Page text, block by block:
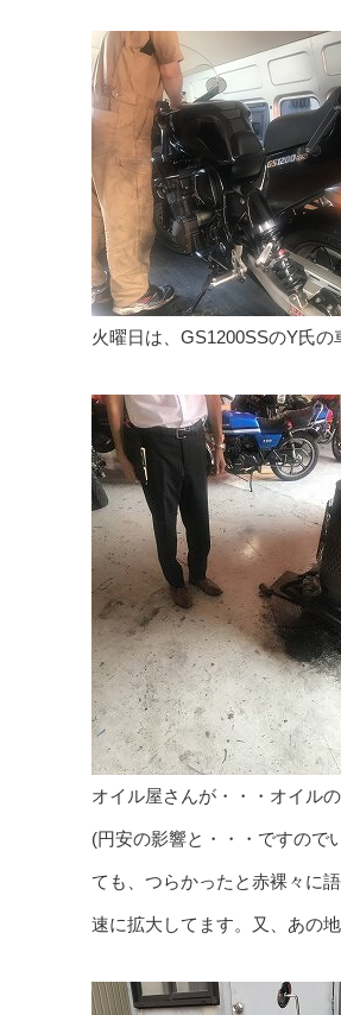
火曜日は、GS1200SSのY氏
オイル屋さんが・・・オイル
(円安の影響と・・・ですので
ても、つらかったと赤裸々に
速に拡大してます。又、あの